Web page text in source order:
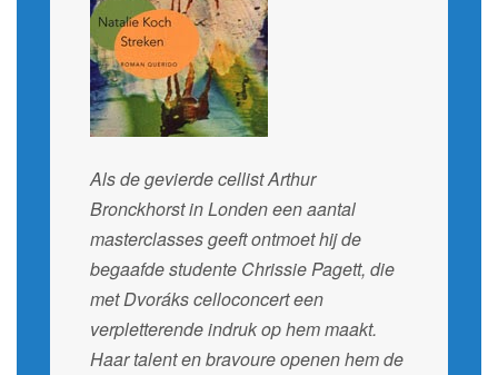
Als de gevierde cellist Arthur
Bronckhorst in Londen een aantal
masterclasses geeft ontmoet hij de
begaafde studente Chrissie Pagett, die
met Dvoráks celloconcert een
verpletterende indruk op hem maakt.
Haar talent en bravoure openen hem de